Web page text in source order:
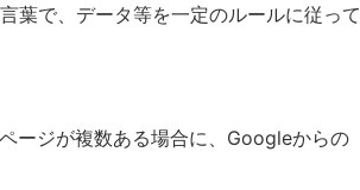
葉で、データ等を一定のルールに従って
ージが複数ある場合に、Googleからの